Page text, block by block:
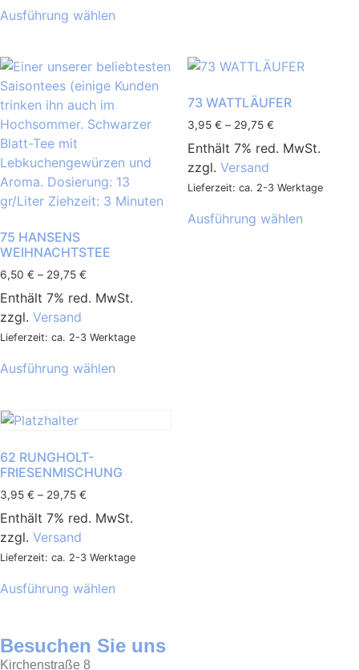
Ausführung wählen
75 HANSENS
WEIHNACHTSTEE
6,50 € – 29,75 €
Enthält 7% red. MwSt.
zzgl. Versand
Lieferzeit: ca. 2-3 Werktage
Ausführung wählen
73 WATTLÄUFER
3,95 € – 29,75 €
Enthält 7% red. MwSt.
zzgl. Versand
Lieferzeit: ca. 2-3 Werktage
Ausführung wählen
62 RUNGHOLT-
FRIESENMISCHUNG
3,95 € – 29,75 €
Enthält 7% red. MwSt.
zzgl. Versand
Lieferzeit: ca. 2-3 Werktage
Ausführung wählen
Besuchen Sie uns
Kirchenstraße 8